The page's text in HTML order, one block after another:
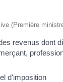
(Première
revenus
d'imposition